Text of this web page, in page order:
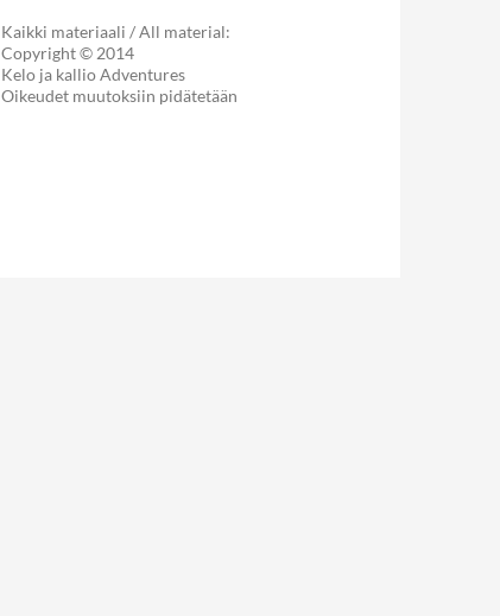
Kaikki materiaali / All material:
Copyright © 2014
Kelo ja kallio Adventures
Oikeudet muutoksiin pidätetään